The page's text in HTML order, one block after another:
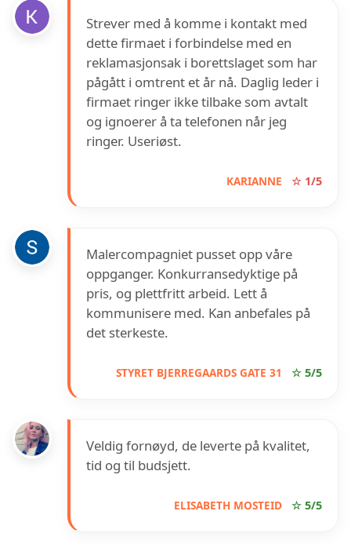
Strever med å komme i kontakt med
dette firmaet i forbindelse med en
reklamasjonsak i borettslaget som har
pågått i omtrent et år nå. Daglig leder i
firmaet ringer ikke tilbake som avtalt
og ignoerer å ta telefonen når jeg
ringer. Useriøst.
KARIANNE ☆ 1/5
Malercompagniet pusset opp våre
oppganger. Konkurransedyktige på
pris, og plettfritt arbeid. Lett å
kommunisere med. Kan anbefales på
det sterkeste.
STYRET BJERREGAARDS GATE 31 ☆ 5/5
Veldig fornøyd, de leverte på kvalitet,
tid og til budsjett.
ELISABETH MOSTEID ☆ 5/5